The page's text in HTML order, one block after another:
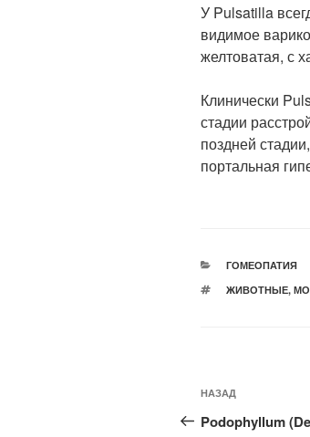
У Pulsatilla
видимое
желтоватая, с
Клинически
стадии
поздней
портальная
РУБРИКИ
ГОМЕОПАТИЯ
МЕТКИ
ЖИВОТНЫЕ,
Навигация
по
Предыдущая
запись:
НАЗАД
Podophyllum